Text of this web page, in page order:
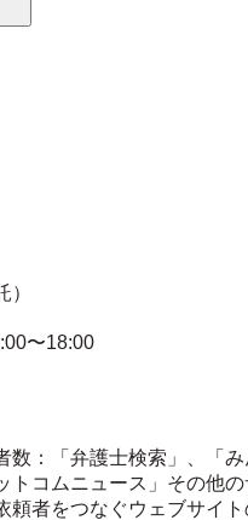
〜18:00
数：「弁護士検索」、「み
トコムニュース」その他
頼者をつなぐウェブサイ